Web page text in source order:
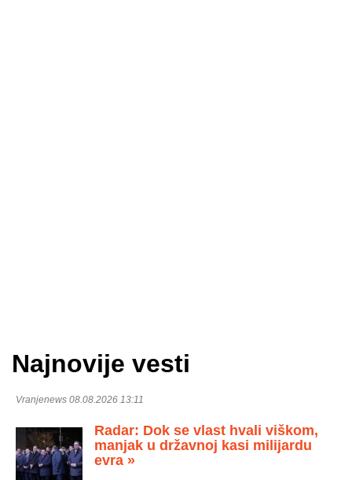
Najnovije vesti
Vranjenews 08.08.2026 13:11
Radar: Dok se vlast hvali viškom,
manjak u državnoj kasi milijardu
evra »